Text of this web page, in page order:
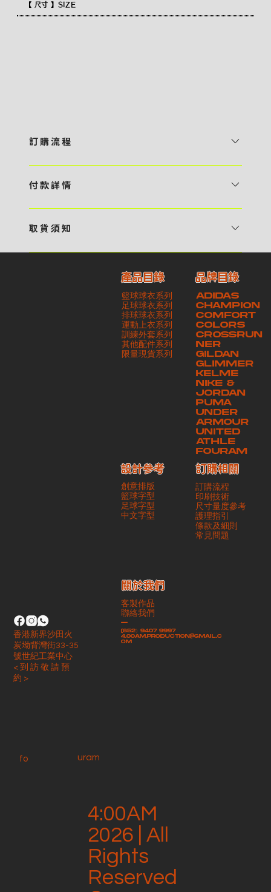
【 尺寸 】SIZE
訂 購 流 程
預 約 〉，參看官網上的商品目錄和作品照片去選擇心儀的款式，同時可
報價 貴客可透過電郵方式或 WhatsApp 平台提交定製資料，4AM 團
相關價目，貴客最終確認後將獲取正式完整單據，請安排繳付貨款訂金以
啟動貨品製作 4 / 商品印製 訂金核實後，4AM 團隊將隨即開始製作 5
/ 貨品提取 商品製作完成後，4AM 團隊將聯絡貴客安排貨款餘額及提取
貨品。貴客可選擇最適合的付款方式以及取貨安排
付 款 詳 情
・ Payme ・ 現金機入數 ・ 銀行櫃檯入數 ・ ATM自動櫃員機轉帳 ・
交易單據。如貴客欲更改電郵地址，請與 4AM 團隊聯絡 - 貴客的付款
記錄可透過電郵 或 WhatsApp平台（ 請註明訂單編號 ）交予4AM 團
隊核實有關款項 - 任何轉帳或換匯交易手續費等額外費用，一概不歸屬
本公司之責任 - 貴客請於收獲本公司正式訂購單據後 3 個工作天內安排
付款。如未能按期繳付所需款項，貴客須緻交因逾期所衍生之額外行政費
取 貨 須 知
請與4AM團隊職員聯絡預約取貨時間｜​ ・ GoGoVan ｜即日完成配送
服務｜運費由貴客現金支付司機｜ ・ 順豐速運 ｜貨件運送需要多於2－
3個工作天｜到付｜​ - 貴客請於貨品可取日起之 10 個工作天內安排提取
貨品，如逾期未取，本公司將不予保存相關貨品。有關貨款訂金將不予歸
還，貴客仍須負責貨款餘額 - 貴客請於收貨時小心核對貨品數量及檢查
貨品品質 - 基於 S.F. Express / GoGoVan 等託運商為第三方服務，
本公司將保證貨品安全到達第三方手中。如第三方在運送過程中引致任何
有關貨品之遺失、損毀、誤投或運送延誤，本公司一律不負責
4:00AM
2026 | All
Rights
Reserved
產品目錄
籃球球衣系列
足球球衣系列
排球球衣系列
運動上衣系列
訓練外套系列
其他配件系列
​限量現貨系列
ADIDAS
CHAMPION
COMFORT
COLORS
CROSSRUN
NER
GILDAN
GLIMMER
KELME
NIKE &
JORDAN
PUMA
UNDER
ARMOUR
UNITED
ATHLE
FOURAM
品牌目錄
創意排版
籃球字型
足球字型
​中文字型
設計參考
訂購流程
印刷技術
尺寸量度參考
護理指引
條款及細則
​常見問題
訂購相關
客製作品
聯絡我們
-
(852）9407 9997
4.00am.production@gmail.c
om
​關於我們
香港新界沙田火
炭坳背灣街33-35
號世紀工業中心
< 到 訪 敬 請 預
約 >
fo uram